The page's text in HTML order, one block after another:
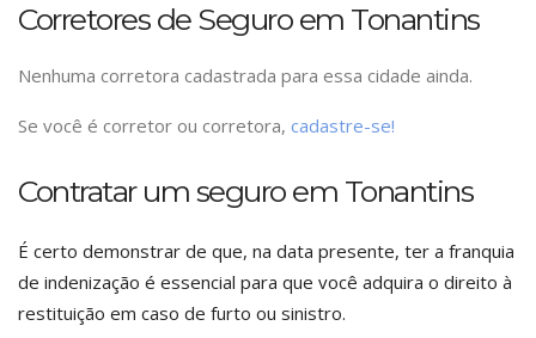
Corretores de Seguro em Tonantins
Nenhuma corretora cadastrada para essa cidade ainda.
Se você é corretor ou corretora, cadastre-se!
Contratar um seguro em Tonantins
É certo demonstrar de que, na data presente, ter a franquia
de indenização é essencial para que você adquira o direito à
restituição em caso de furto ou sinistro.